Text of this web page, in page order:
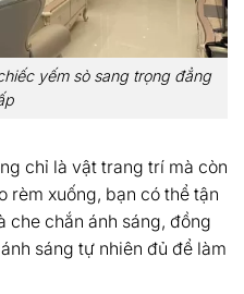
yếm sò sang trọng đẳng
chỉ là vật trang trí mà còn
rèm xuống, bạn có thể tận
che chắn ánh sáng, đồng
sáng tự nhiên đủ để làm